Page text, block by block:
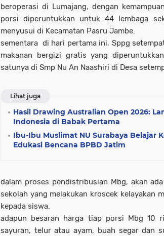
beroperasi di Lumajang, dengan
porsi diperuntukkan untuk 44 lembaga
menyusui di Kecamatan Pasru Jambe.
sementara di hari pertama ini, Sppg
makanan bergizi gratis yang
satunya di Smp Nu An Naashiri di Desa
Lihat juga
Hasil Drawing Australian Open 2026:
Indonesia di Babak Pertama
Ibu-Ibu Muslimat NU Surabaya Belajar
Edukasi Bencana BPBD Jatim
dalam proses pendistribusian Mbg, akan
sekolah yang melakukan kroscek kelayakan
kepada siswa.
adapun besaran harga tiap porsi Mbg 10
sayuran, telur atau ayam, buah segar dan